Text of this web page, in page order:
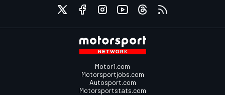
Motor1.com
Motorsportjobs.com
Autosport.com
Motorsportstats.com